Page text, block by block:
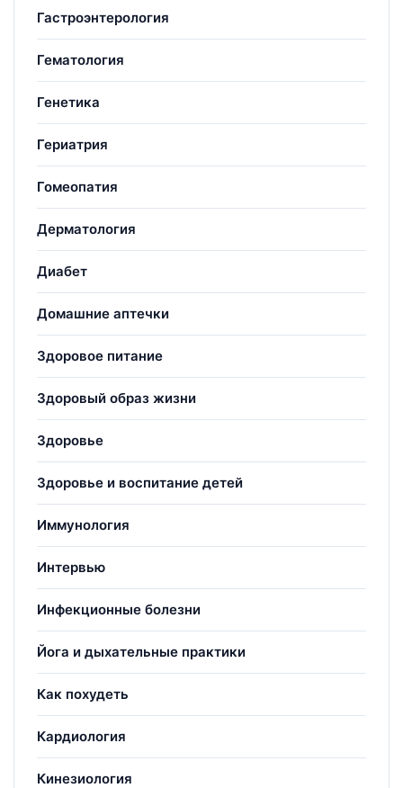
Гастроэнтерология
Гематология
Генетика
Гериатрия
Гомеопатия
Дерматология
Диабет
Домашние аптечки
Здоровое питание
Здоровый образ жизни
Здоровье
Здоровье и воспитание детей
Иммунология
Интервью
Инфекционные болезни
Йога и дыхательные практики
Как похудеть
Кардиология
Кинезиология